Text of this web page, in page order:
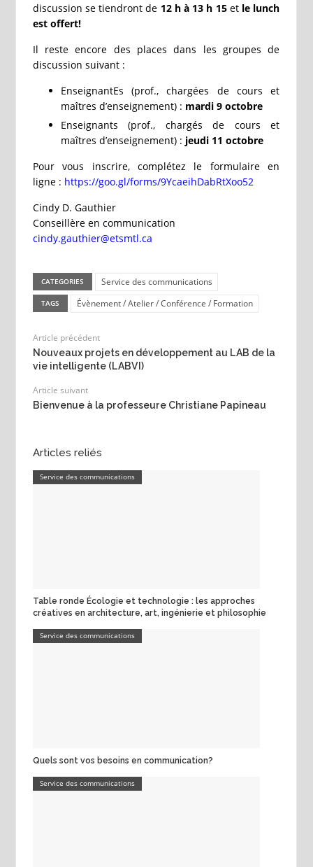
discussion se tiendront de 12 h à 13 h 15etle lunch
est offert!
Il reste encore des places dans les groupes de
discussion suivant :
EnseignantEs (prof., chargées de cours et
maîtres d’enseignement) : mardi 9 octobre
Enseignants (prof., chargés de cours et
maîtres d’enseignement) : jeudi 11 octobre
Pour vous inscrire, complétez le formulaire en
ligne : https://goo.gl/forms/9YcaeihDabRtXoo52
Cindy D. Gauthier
Conseillère en communication
cindy.gauthier@etsmtl.ca
CATEGORIES Service des communications
TAGS Évènement / Atelier / Conférence / Formation
Article précédent
Nouveaux projets en développement au LAB de la
vie intelligente (LABVI)
Article suivant
Bienvenue à la professeure Christiane Papineau
Articles reliés
Service des communications
Table ronde Écologie et technologie : les approches
créatives en architecture, art, ingénierie et philosophie
Service des communications
Quels sont vos besoins en communication?
Service des communications